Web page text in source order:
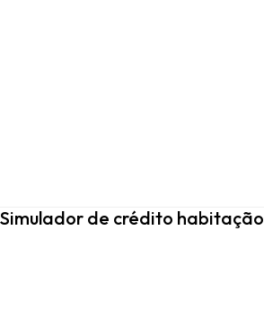
Simulador de crédito habitação